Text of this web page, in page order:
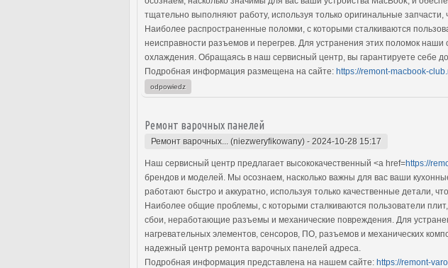
тщательно выполняют работу, используя только оригинальные запчасти,
Наиболее распространенные поломки, с которыми сталкиваются
неисправности разъемов и перегрев. Для устранения этих поломок
охлаждения. Обращаясь в наш сервисный центр, вы гарантируете себе
Подробная информация размещена на сайте: https://remont-macbook-
odpowiedz
Ремонт варочных панелей
Ремонт варочных... (niezweryfikowany) - 2024-10-28 15:17
Наш сервисный центр предлагает высококачественный <a href=https://
брендов и моделей. Мы осознаем, насколько важны для вас ваши
работают быстро и аккуратно, используя только качественные детали,
Наиболее общие проблемы, с которыми сталкиваются пользователи
сбои, неработающие разъемы и механические повреждения. Для
нагревательных элементов, сенсоров, ПО, разъемов и механических
надежный центр ремонта варочных панелей адреса.
Подробная информация представлена на нашем сайте: https://remont-